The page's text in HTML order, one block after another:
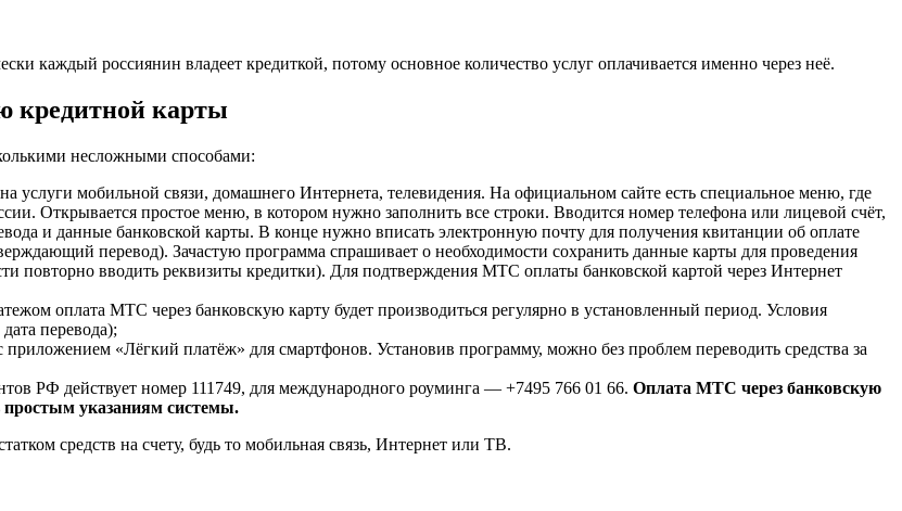
каждый россиянин владеет кредиткой, потому основное количество услуг оплачивается именно через неё.
кредитной карты
несложными способами:
услуги мобильной связи, домашнего Интернета, телевидения. На официальном сайте есть специальное меню, где
Открывается простое меню, в котором нужно заполнить все строки. Вводится номер телефона или лицевой счёт,
и данные банковской карты. В конце нужно вписать электронную почту для получения квитанции об оплате
перевод). Зачастую программа спрашивает о необходимости сохранить данные карты для проведения
повторно вводить реквизиты кредитки). Для подтверждения МТС оплаты банковской картой через Интернет
оплата МТС через банковскую карту будет производиться регулярно в установленный период. Условия
перевода);
«Лёгкий платёж» для смартфонов. Установив программу, можно без проблем переводить средства за
РФ действует номер 111749, для международного роуминга — +7495 766 01 66. Оплата МТС через банковскую
простым указаниям системы.
средств на счету, будь то мобильная связь, Интернет или ТВ.